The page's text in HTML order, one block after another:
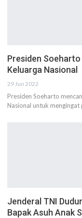
Presiden
Keluarga Nasional
29 Jun 2022
Presiden Soeharto
Nasional untuk
Jenderal TNI
Bapak Asuh Anak